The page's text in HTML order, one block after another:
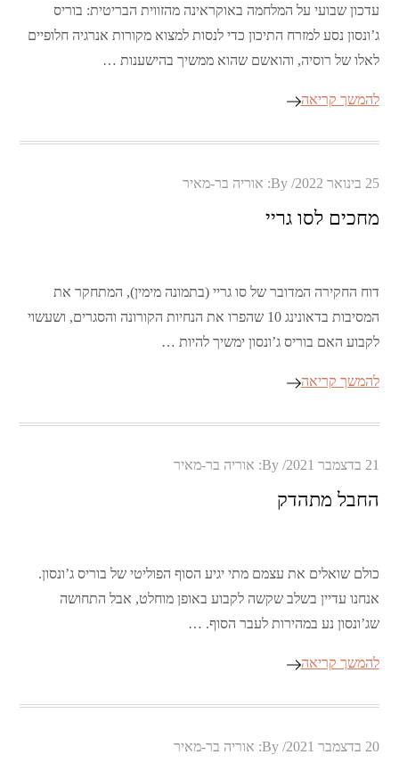
עדכון שבועי על המלחמה באוקראינה מהזווית הבריטית: בוריס
ג’ונסון נסע למזרח התיכון כדי לנסות למצוא מקורות אנרגיה חלופיים
לאלו של רוסיה, והואשם שהוא ממשיך בהישענות …
להמשך קריאה
Posted
25 בינואר 2022 By: אוריה בר-מאיר
מחכים לסו גריי
דוח החקירה המדובר של סו גריי (בתמונה מימין), המתחקר את
המסיבות בדאונינג 10 שהפרו את הנחיות הקורונה והסגרים, ושעשוי
לקבוע האם בוריס ג’ונסון ימשיך להיות …
להמשך קריאה
Posted
21 בדצמבר 2021 By: אוריה בר-מאיר
החבל מתהדק
כולם שואלים את עצמם מתי יגיע הסוף הפוליטי של בוריס ג’ונסון.
אנחנו עדיין בשלב שקשה לקבוע באופן מוחלט, אבל התחושה
שג’ונסון נע במהירות לעבר הסוף. …
להמשך קריאה
Posted
20 בדצמבר 2021 By: אוריה בר-מאיר